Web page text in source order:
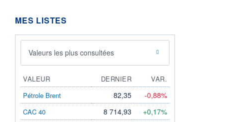
MES LISTES
Valeurs les plus consultées
VALEUR DERNIER
VAR.
Pétrole Brent
82,35 -0,88%
CAC 40 8 714,93 +0,17%